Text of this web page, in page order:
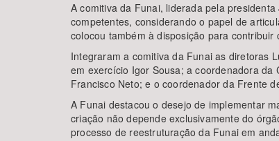
A comitiva da Funai, liderada pela
competentes, considerando o papel de
colocou também à disposição para
Integraram a comitiva da Funai as diretoras
em exercício Igor Sousa; a coordenadora da
Francisco Neto; e o coordenador da Frente
A Funai destacou o desejo de implementar
criação não depende exclusivamente do
processo de reestruturação da Funai em